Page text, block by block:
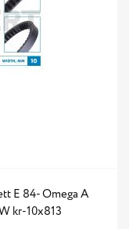
E 84- Omega A
kr-10x813